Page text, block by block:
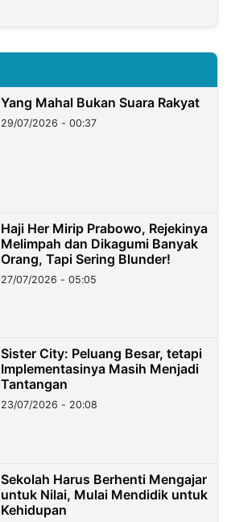
Yang Mahal Bukan Suara Rakyat
29/07/2026 - 00:37
Haji Her Mirip Prabowo, Rejekinya
Melimpah dan Dikagumi Banyak
Orang, Tapi Sering Blunder!
27/07/2026 - 05:05
Sister City: Peluang Besar, tetapi
Implementasinya Masih Menjadi
Tantangan
23/07/2026 - 20:08
Sekolah Harus Berhenti Mengajar
untuk Nilai, Mulai Mendidik untuk
Kehidupan